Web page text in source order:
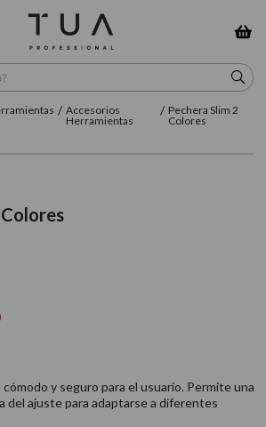
Accesorios
Herramientas
Pechera Slim 2
Colores
y seguro para el usuario. Permite una
del ajuste para adaptarse a diferentes
BUSCADOS